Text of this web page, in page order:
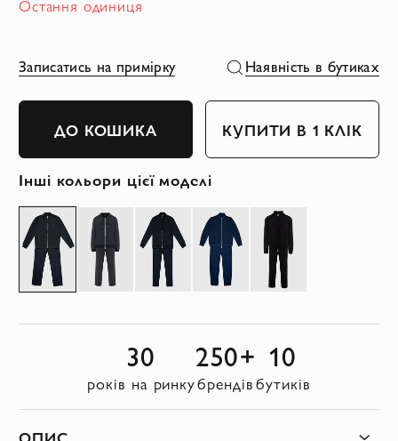
Остання одиниця
Записатись на примірку Наявність в бутиках
ДО КОШИКА КУПИТИ В 1 КЛІК
Інші кольори цієї моделі
30
років на ринку
250+
брендів
10
бутиків